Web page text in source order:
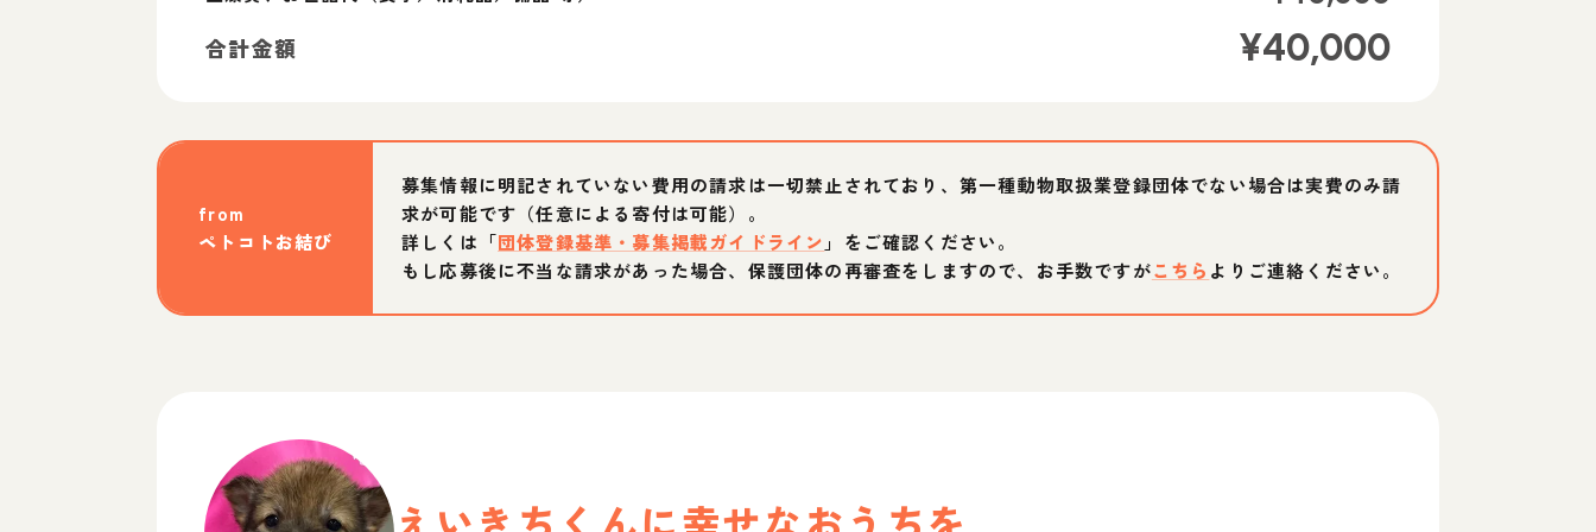
合計金額 ¥40,000
from
ペトコトお結び
募集情報に明記されていない費用の請求は一切禁止されており、第一種動物取扱業登録団体でない場合は実費のみ請
求が可能です（任意による寄付は可能）。
詳しくは「団体登録基準・募集掲載ガイドライン 」をご確認ください。
もし応募後に不当な請求があった場合、保護団体の再審査をしますので、お手数ですがこちら よりご連絡ください。